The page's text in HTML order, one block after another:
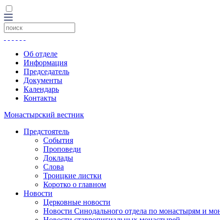
Об отделе
Информация
Председатель
Документы
Календарь
Контакты
Монастырский вестник
Предстоятель
События
Проповеди
Доклады
Слова
Троицкие листки
Коротко о главном
Новости
Церковные новости
Новости Синодального отдела по монастырям и